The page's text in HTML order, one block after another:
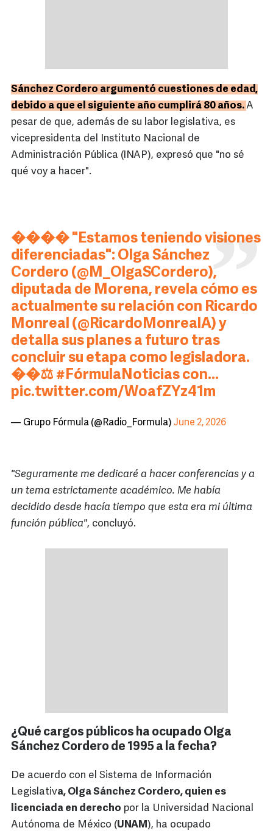
Sánchez Cordero argumentó cuestiones de edad,
debido a que el siguiente año cumplirá 80 años.A
pesar de que, además de su labor legislativa, es
vicepresidenta del Instituto Nacional de
Administración Pública (INAP), expresó que "no sé
qué voy a hacer".
��️�� "Estamos teniendo visiones
diferenciadas": Olga Sánchez
Cordero (@M_OlgaSCordero),
diputada de Morena, revela cómo es
actualmente su relación con Ricardo
Monreal (@RicardoMonrealA) y
detalla sus planes a futuro tras
concluir su etapa como legisladora.
��⚖️ #FórmulaNoticias con…
pic.twitter.com/WoafZYz41m
— Grupo Fórmula (@Radio_Formula) June 2, 2026
"Seguramente me dedicaré a hacer conferencias y a
un tema estrictamente académico. Me había
decidido desde hacía tiempo que esta era mi última
función pública", concluyó.
¿Qué cargos públicos ha ocupado Olga
Sánchez Cordero de 1995 a la fecha?
De acuerdo con el Sistema de Información
Legislativa, Olga Sánchez Cordero, quien es
licenciada en derecho por la Universidad Nacional
Autónoma de México (UNAM), ha ocupado